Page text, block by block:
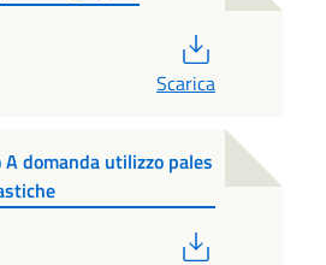
Scarica
domanda utilizzo pales